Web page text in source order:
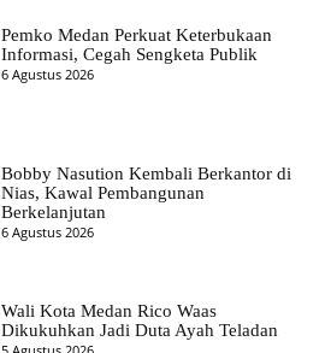
Pemko Medan Perkuat Keterbukaan
Informasi, Cegah Sengketa Publik
6 Agustus 2026
Bobby Nasution Kembali Berkantor di
Nias, Kawal Pembangunan
Berkelanjutan
6 Agustus 2026
Wali Kota Medan Rico Waas
Dikukuhkan Jadi Duta Ayah Teladan